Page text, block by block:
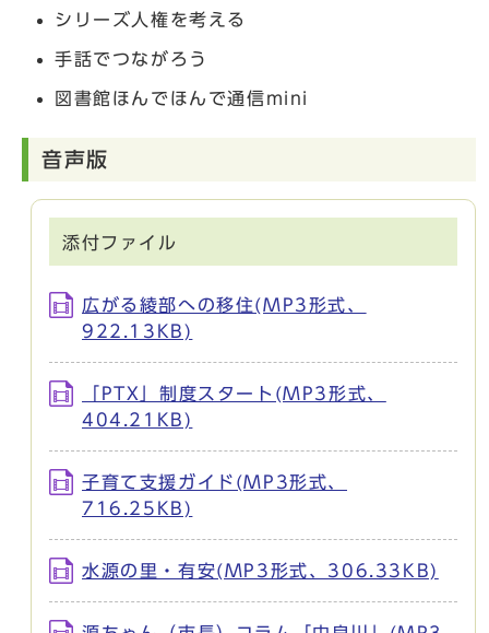
シリーズ人権を考える
手話でつながろう
図書館ほんでほんで通信mini
音声版
添付ファイル
広がる綾部への移住(MP3形式、
922.13KB)
「PTX」制度スタート(MP3形式、
404.21KB)
子育て支援ガイド(MP3形式、
716.25KB)
水源の里・有安(MP3形式、306.33KB)